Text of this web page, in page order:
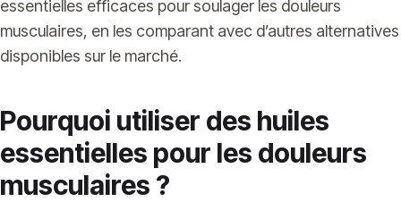
essentielles efficaces pour soulager les douleurs
musculaires, en les comparant avec d’autres alternatives
disponibles sur le marché.
Pourquoi utiliser des huiles
essentielles pour les douleurs
musculaires ?